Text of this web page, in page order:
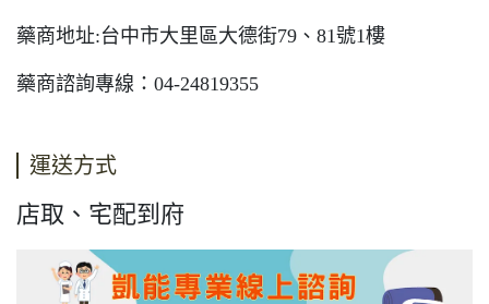
藥商地址:台中市大里區大德街79 、 81號1樓
藥商諮詢專線： 04-24819355
運送方式
店取、宅配到府